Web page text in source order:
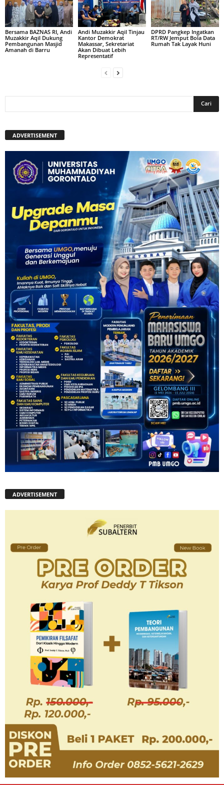
Bersama BAZNAS RI, Andi
Muzakkir Aqil Dukung
Pembangunan Masjid
Amanah di Barru
Andi Muzakkir Aqil Tinjau
Kantor Demokrat
Makassar, Sekretariat
Akan Dibuat Lebih
Representatif
DPRD Pangkep Ingatkan
RT/RW Jemput Bola Data
Rumah Tak Layak Huni
ADVERTISEMENT
ADVERTISEMENT